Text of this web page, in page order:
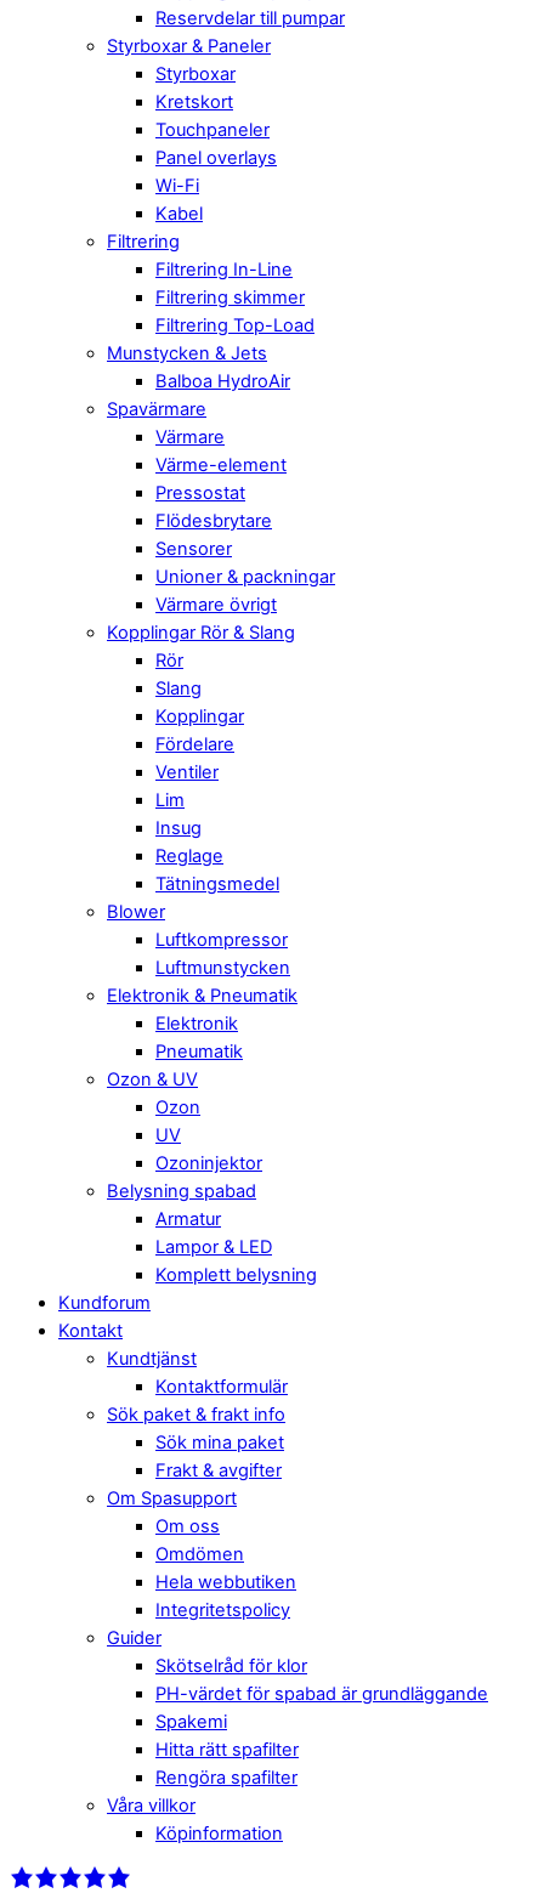
Reservdelar till pumpar
Styrboxar & Paneler
Styrboxar
Kretskort
Touchpaneler
Panel overlays
Wi-Fi
Kabel
Filtrering
Filtrering In-Line
Filtrering skimmer
Filtrering Top-Load
Munstycken & Jets
Balboa HydroAir
Spavärmare
Värmare
Värme-element
Pressostat
Flödesbrytare
Sensorer
Unioner & packningar
Värmare övrigt
Kopplingar Rör & Slang
Rör
Slang
Kopplingar
Fördelare
Ventiler
Lim
Insug
Reglage
Tätningsmedel
Blower
Luftkompressor
Luftmunstycken
Elektronik & Pneumatik
Elektronik
Pneumatik
Ozon & UV
Ozon
UV
Ozoninjektor
Belysning spabad
Armatur
Lampor & LED
Komplett belysning
Kundforum
Kontakt
Kundtjänst
Kontaktformulär
Sök paket & frakt info
Sök mina paket
Frakt & avgifter
Om Spasupport
Om oss
Omdömen
Hela webbutiken
Integritetspolicy
Guider
Skötselråd för klor
PH-värdet för spabad är grundläggande
Spakemi
Hitta rätt spafilter
Rengöra spafilter
Våra villkor
Köpinformation
Close
Menu